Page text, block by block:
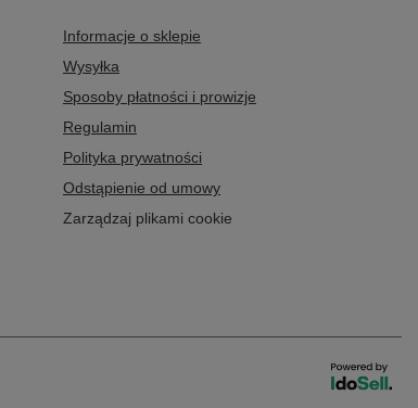
Informacje o sklepie
Wysyłka
Sposoby płatności i prowizje
Regulamin
Polityka prywatności
Odstąpienie od umowy
Zarządzaj plikami cookie